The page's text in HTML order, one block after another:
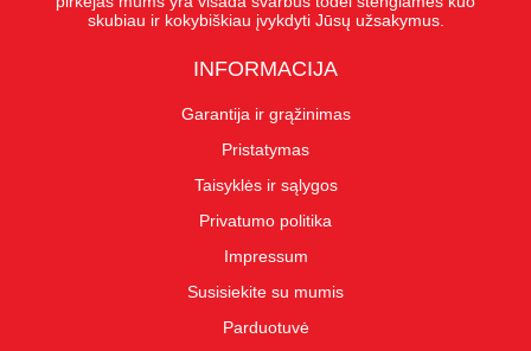
skubiau ir kokybiškiau įvykdyti Jūsų užsakymus.
INFORMACIJA
Garantija ir grąžinimas
Pristatymas
Taisyklės ir sąlygos
Privatumo politika
Impressum
Susisiekite su mumis
Parduotuvė